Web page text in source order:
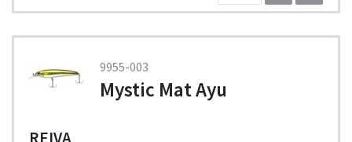
9955-003
Mystic Mat Ayu
REIVA